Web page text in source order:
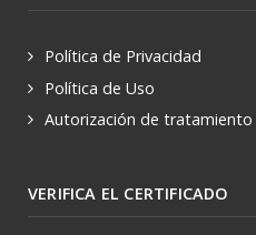
Política de Privacidad
Política de Uso
Autorización de
VERIFICA EL CERTIFICADO